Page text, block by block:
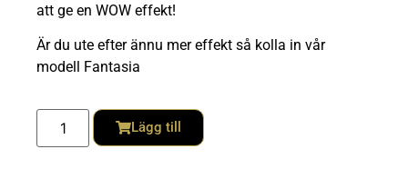
att ge en WOW effekt!
Är du ute efter ännu mer effekt så kolla in vår
modell Fantasia
Lägg till